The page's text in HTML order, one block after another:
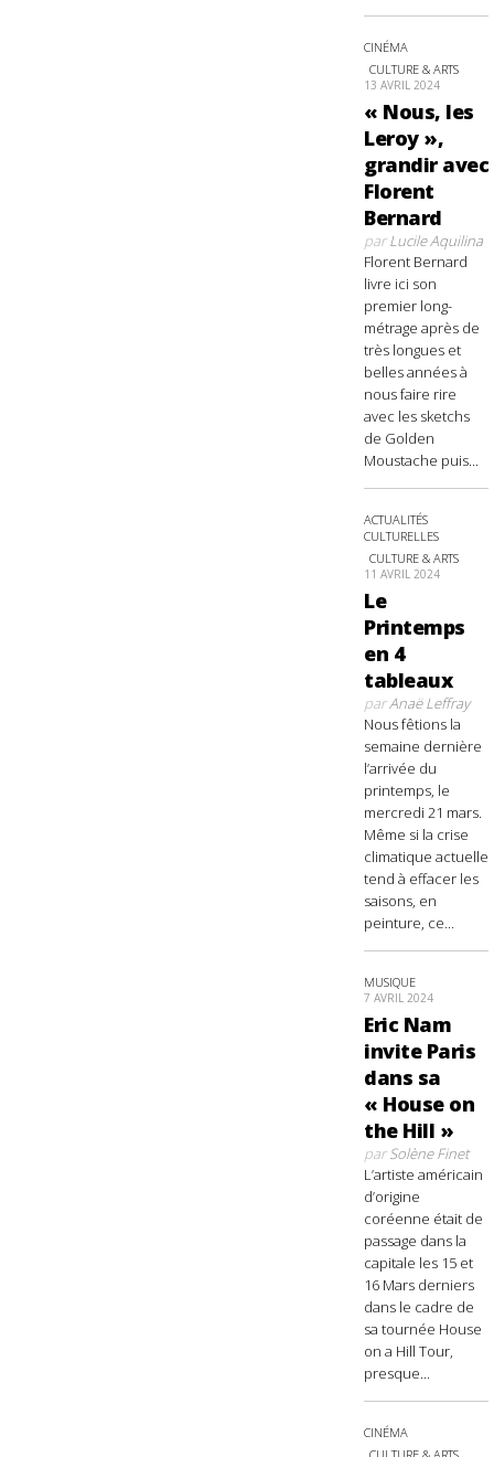
CINÉMA
CULTURE & ARTS
13 AVRIL 2024
« Nous, les
Leroy »,
grandir avec
Florent
Bernard
parLucile Aquilina
Florent Bernard
livre ici son
premier long-
métrage après de
très longues et
belles années à
nous faire rire
avec les sketchs
de Golden
Moustache puis...
ACTUALITÉS
CULTURELLES
CULTURE & ARTS
11 AVRIL 2024
Le
Printemps
en 4
tableaux
parAnaë Leffray
Nous fêtions la
semaine dernière
l’arrivée du
printemps, le
mercredi 21 mars.
Même si la crise
climatique actuelle
tend à effacer les
saisons, en
peinture, ce...
MUSIQUE
7 AVRIL 2024
Eric Nam
invite Paris
dans sa
« House on
the Hill »
parSolène Finet
L’artiste américain
d’origine
coréenne était de
passage dans la
capitale les 15 et
16 Mars derniers
dans le cadre de
sa tournée House
on a Hill Tour,
presque...
CINÉMA